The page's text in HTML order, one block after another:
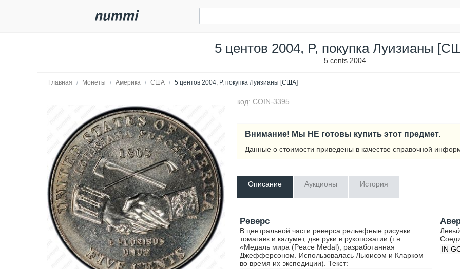
5 центов 2004, P, покупка Луизианы
5 cents 2004
Главная / Монеты / Америка / США / 5 центов 2004, P, покупка Луизианы [США]
код: COIN-3395
Внимание! Мы НЕ готовы купить этот предмет.
Данные о стоимости приведены в качестве справочной
Описание Аукционы История
Реверс
В центральной части реверса рельефные рисунки:
томагавк и калумет, две руки в рукопожатии (т.н.
«Медаль мира (Peace Medal), разработанная
Джефферсоном. Использовалась Льюисом и Кларком
во время их экспедиции). Текст:
IN